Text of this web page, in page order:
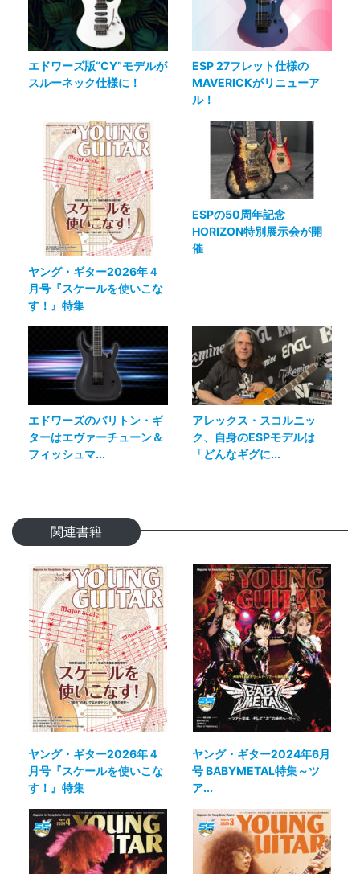
エドワーズ版“CY”モデルが
スルーネック仕様に！
ESP 27フレット仕様の
MAVERICKがリニューア
ル！
ヤング・ギター2026年４
月号『スケールを使いこな
す！』特集
ESPの50周年記念
HORIZON特別展示会が開
催
エドワーズのバリトン・ギ
ターはエヴァーチューン＆
フィッシュマ...
アレックス・スコルニッ
ク、自身のESPモデルは
「どんなギグに...
関連書籍
ヤング・ギター2026年４
月号『スケールを使いこな
す！』特集
ヤング・ギター2024年6月
号 BABYMETAL特集～ツ
ア...